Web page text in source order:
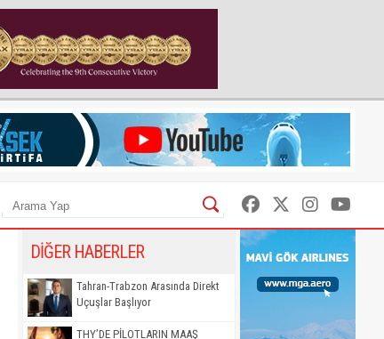
DİĞER HABERLER
Tahran-Trabzon Arasında Direkt
Uçuşlar Başlıyor
THY’DE PİLOTLARIN MAAŞ